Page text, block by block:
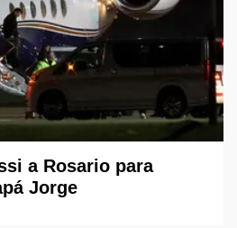
a Rosario para
Jorge